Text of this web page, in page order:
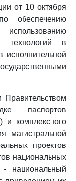
от 10 октября
технологий в
исполнительной
Правительством
паспортов
и комплексного
магистральной
проектов
национальных
национальный